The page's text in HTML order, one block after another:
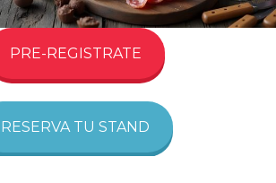
PRE-REGISTRATE
RESERVA TU STAND